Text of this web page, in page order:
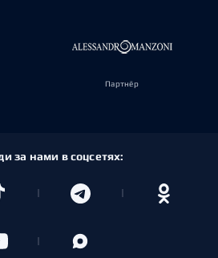
Партнёр
за нами в соцсетях: